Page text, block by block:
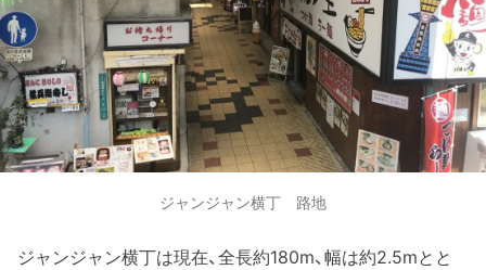
ジャンジャン横丁 路地
ジャンジャン横丁は現在、全長約180m、幅は約2.5mとと